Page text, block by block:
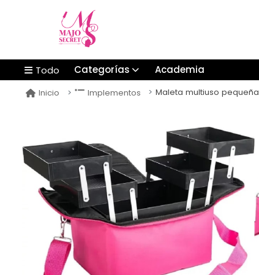
Todo Categorías Academia
Inicio Implementos Maleta multiuso pequeña